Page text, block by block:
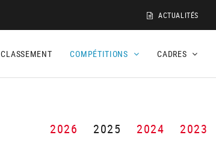
ACTUALITÉS
CLASSEMENT COMPÉTITIONS CADRES
2026 2025 2024 2023